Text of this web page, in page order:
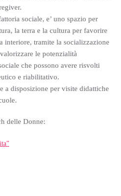
sociale, e’ uno spazio per
la terra e la cultura per favorire
interiore, tramite la socializzazione
le potenzialità
che possono avere risvolti
e riabilitativo.
a disposizione per visite didattiche
delle Donne: